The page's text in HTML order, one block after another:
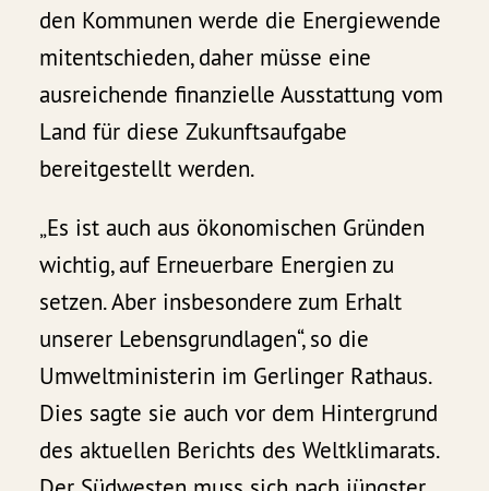
den Kommunen werde die Energiewende
mitentschieden, daher müsse eine
ausreichende finanzielle Ausstattung vom
Land für diese Zukunftsaufgabe
bereitgestellt werden.
„Es ist auch aus ökonomischen Gründen
wichtig, auf Erneuerbare Energien zu
setzen. Aber insbesondere zum Erhalt
unserer Lebensgrundlagen“, so die
Umweltministerin im Gerlinger Rathaus.
Dies sagte sie auch vor dem Hintergrund
des aktuellen Berichts des Weltklimarats.